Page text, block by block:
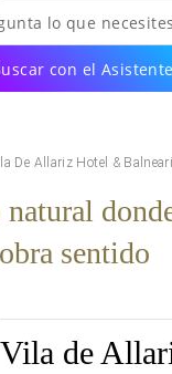
lo que
con el
De Allariz Hotel &
sentido
de